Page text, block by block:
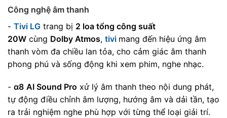
Công nghệ âm thanh
- Tivi LG trang bị 2 loa tổng công suất
20W cùng Dolby Atmos, tivi mang đến hiệu ứng âm
thanh vòm đa chiều lan tỏa, cho cảm giác âm thanh
phong phú và sống động khi xem phim, nghe nhạc.
- α8 AI Sound Pro xử lý âm thanh theo nội dung phát,
tự động điều chỉnh âm lượng, hướng âm và dải tần, tạo
ra trải nghiệm nghe phù hợp với từng thể loại giải trí.